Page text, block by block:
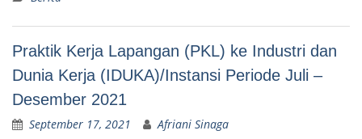
Praktik Kerja Lapangan (PKL) ke Industri dan
Dunia Kerja (IDUKA)/Instansi Periode Juli –
Desember 2021
September 17, 2021 Afriani Sinaga